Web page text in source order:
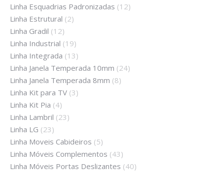
Linha Esquadrias Padronizadas (12)
Linha Estrutural (2)
Linha Gradil (12)
Linha Industrial (19)
Linha Integrada (13)
Linha Janela Temperada 10mm (24)
Linha Janela Temperada 8mm (8)
Linha Kit para TV (3)
Linha Kit Pia (4)
Linha Lambril (23)
Linha LG (23)
Linha Moveis Cabideiros (5)
Linha Móveis Complementos (43)
Linha Móveis Portas Deslizantes (40)